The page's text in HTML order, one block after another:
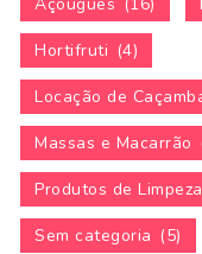
Hortifruti (4)
Locação de
Massas e Macarrão
Produtos de Limpeza
Sem categoria (5)